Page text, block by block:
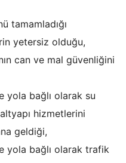
tamamladığı
yetersiz olduğu,
can ve mal güvenliğini
yola bağlı olarak su
hizmetlerini
geldiği,
yola bağlı olarak trafik